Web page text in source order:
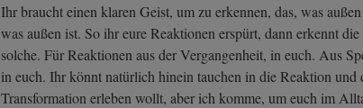
Ihr braucht einen klaren Geist, um zu erkennen, das, was
was außen ist. So ihr eure Reaktionen erspürt, dann erkennt
solche. Für Reaktionen aus der Vergangenheit, in euch. Aus
in euch. Ihr könnt natürlich hinein tauchen in die Reaktion und
Transformation erleben wollt, aber ich komme, um euch im